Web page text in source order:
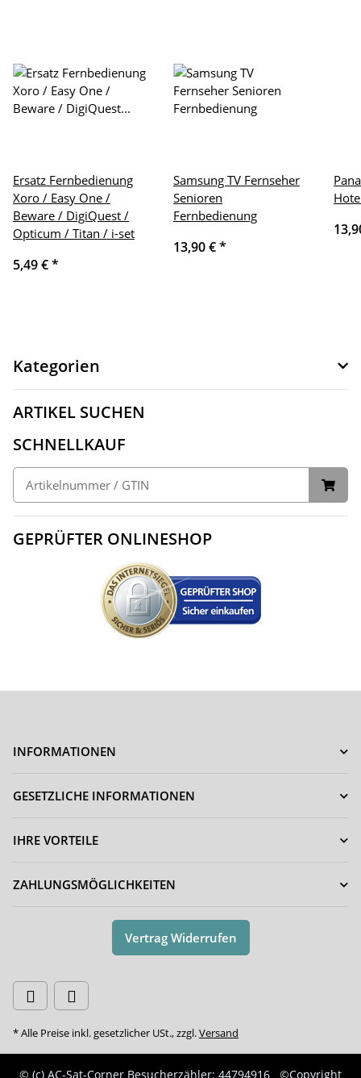
Ersatz Fernbedienung
Xoro / Easy One /
Beware / DigiQuest /
Opticum / Titan / i-set
5,49 €*
Samsung TV Fernseher
Senioren
Fernbedienung
13,90 €*
Kategorien
ARTIKEL SUCHEN
SCHNELLKAUF
GEPRÜFTER ONLINESHOP
INFORMATIONEN
GESETZLICHE INFORMATIONEN
IHRE VORTEILE
ZAHLUNGSMÖGLICHKEITEN
Vertrag Widerrufen
* Alle Preise inkl. gesetzlicher USt., zzgl.Versand
© (c) AC-Sat-Corner Besucherzähler: 44794916 ©Copyright